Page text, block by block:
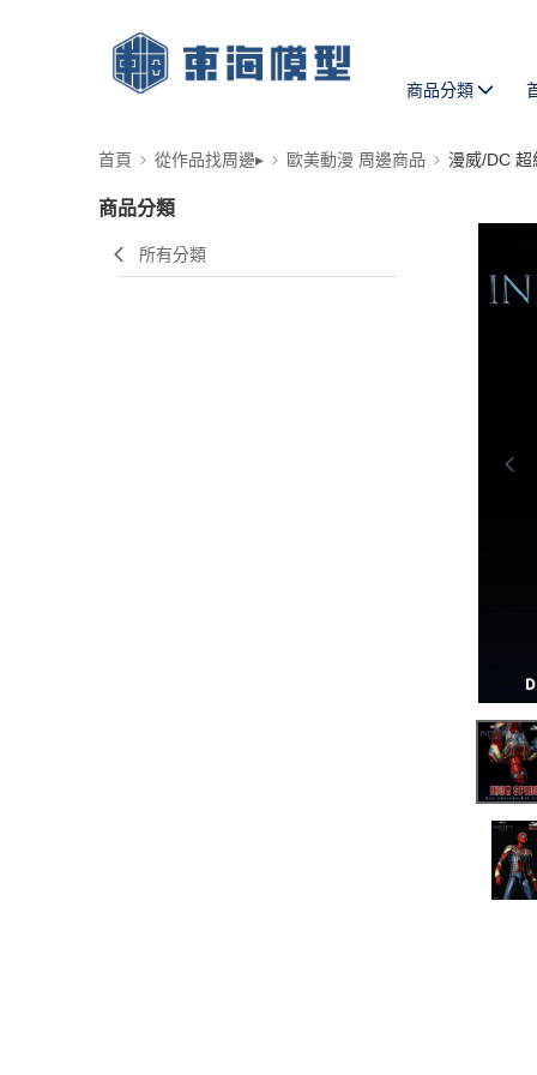
商品分類
首頁 從作品找周邊▸ 歐美動漫 周邊商品 漫威/DC 超
商品分類
所有分類